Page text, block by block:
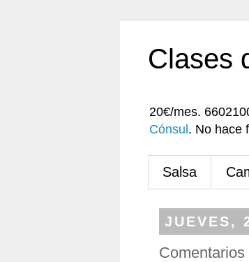
Clases
20€/mes.
Cónsul . No hace
Salsa
JUEVES,